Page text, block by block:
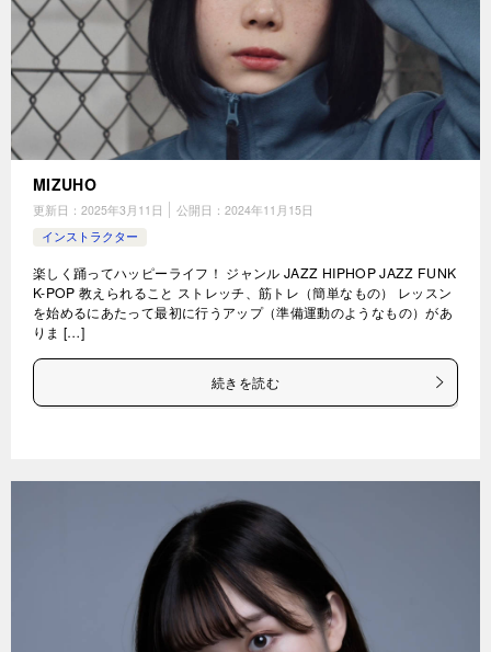
MIZUHO
更新日： 2025年3月11日 公開日： 2024年11月15日
インストラクター
楽しく踊ってハッピーライフ！ ジャンル JAZZ HIPHOP JAZZ FUNK
K-POP 教えられること ストレッチ、筋トレ（簡単なもの） レッスン
を始めるにあたって最初に行うアップ（準備運動のようなもの）があ
りま […]
続きを読む